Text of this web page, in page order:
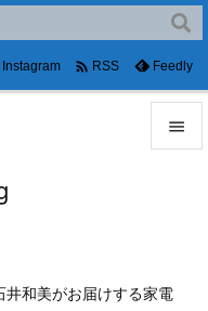
井和美がお届けする家電


前へ
Instagram  RSS Feedly